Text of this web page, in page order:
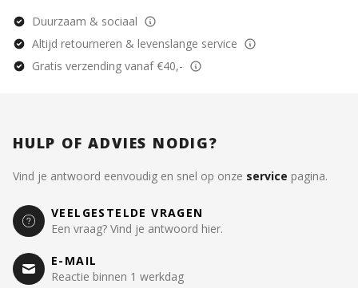
Duurzaam & sociaal
Altijd retourneren & levenslange service
Gratis verzending vanaf €40,-
HULP OF ADVIES NODIG?
Vind je antwoord eenvoudig en snel op onze service pagina.
VEELGESTELDE VRAGEN
Een vraag? Vind je antwoord hier.
E-MAIL
Reactie binnen 1 werkdag